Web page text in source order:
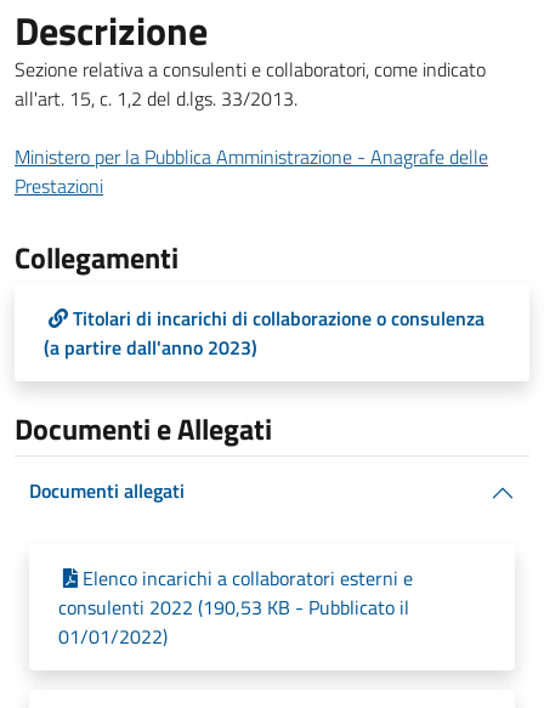
Descrizione
Sezione relativa a consulenti e collaboratori, come indicato
all'art. 15, c. 1,2 del d.lgs. 33/2013.
Ministero per la Pubblica Amministrazione - Anagrafe delle
Prestazioni
Collegamenti
Titolari di incarichi di collaborazione o consulenza
(a partire dall'anno 2023)
Documenti e Allegati
Documenti allegati
Elenco incarichi a collaboratori esterni e
consulenti 2022 (190,53 KB - Pubblicato il
01/01/2022)